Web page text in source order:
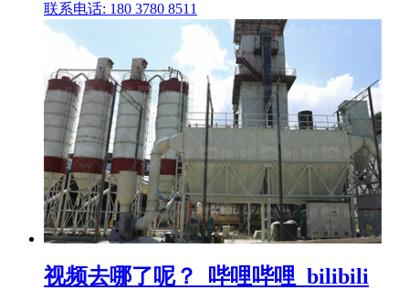
联系电话: 180 3780 8511
视频去哪了呢？_哔哩哔哩_bilibili